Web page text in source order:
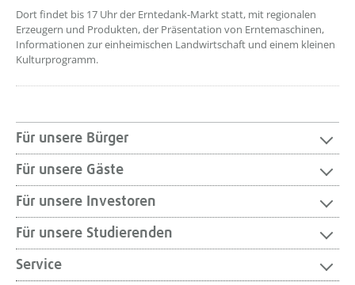
Dort findet bis 17 Uhr der Erntedank-Markt statt, mit regionalen
Erzeugern und Produkten, der Präsentation von Erntemaschinen,
Informationen zur einheimischen Landwirtschaft und einem kleinen
Kulturprogramm.
Für unsere Bürger
Für unsere Gäste
Für unsere Investoren
Für unsere Studierenden
Service